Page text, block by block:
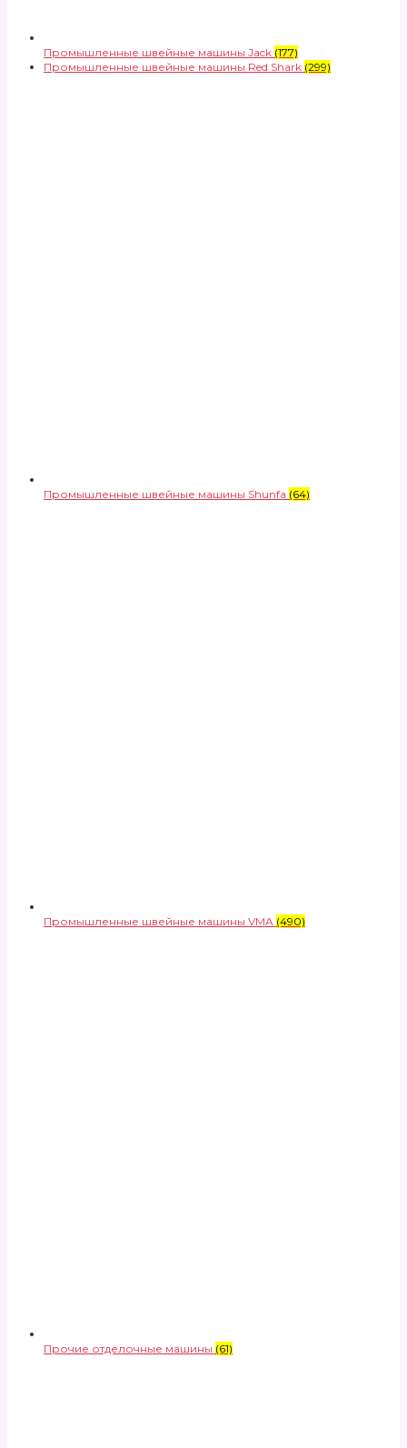
Промышленные швейные машины Jack (177)
Промышленные швейные машины Red Shark (299)
Промышленные швейные машины Shunfa (64)
Промышленные швейные машины VMA (490)
Прочие отделочные машины (61)